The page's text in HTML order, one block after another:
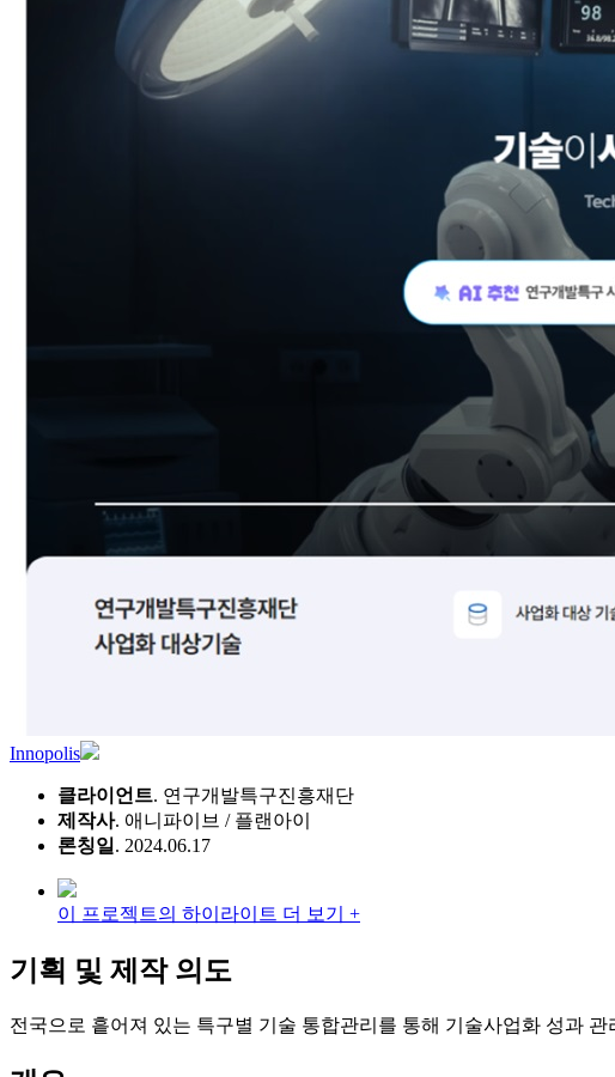
Innopolis
클라이언트. 연구개발특구진흥재단
제작사. 애니파이브 / 플랜아이
론칭일 . 2024.06.17
이 프로젝트의 하이라이트 더 보기 +
기획 및 제작 의도
전국으로 흩어져 있는 특구별 기술 통합관리를 통해 기술사업화 성과